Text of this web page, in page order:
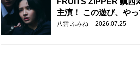
FRUITS ZIPPER 鎮西
主演！ この遊び、や
けません。
八雲 ふみね 2026.07.25